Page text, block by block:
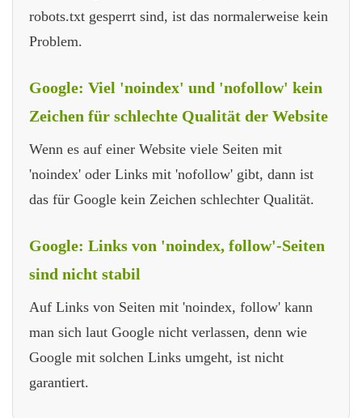
robots.txt gesperrt sind, ist das normalerweise kein
Problem.
Google: Viel 'noindex' und 'nofollow' kein
Zeichen für schlechte Qualität der Website
Wenn es auf einer Website viele Seiten mit
'noindex' oder Links mit 'nofollow' gibt, dann ist
das für Google kein Zeichen schlechter Qualität.
Google: Links von 'noindex, follow'-Seiten
sind nicht stabil
Auf Links von Seiten mit 'noindex, follow' kann
man sich laut Google nicht verlassen, denn wie
Google mit solchen Links umgeht, ist nicht
garantiert.